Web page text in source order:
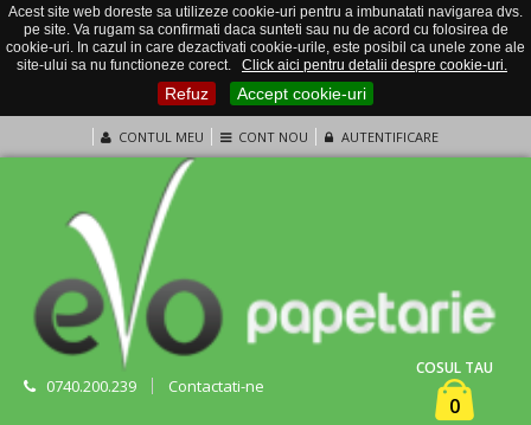
Acest site web doreste sa utilizeze cookie-uri pentru a imbunatati navigarea dvs.
pe site. Va rugam sa confirmati daca sunteti sau nu de acord cu folosirea de
cookie-uri. In cazul in care dezactivati cookie-urile, este posibil ca unele zone ale
site-ului sa nu functioneze corect.
Click aici pentru detalii despre cookie-uri.
Refuz Accept cookie-uri
CONTUL MEU CONT NOU AUTENTIFICARE
0740.200.239 Contactati-ne
COSUL TAU
0